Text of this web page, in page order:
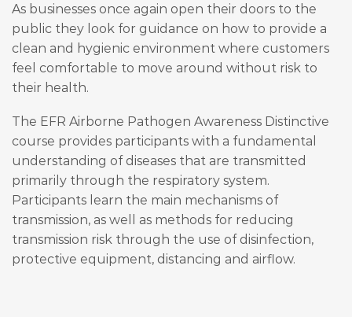
As businesses once again open their doors to the
public they look for guidance on how to provide a
clean and hygienic environment where customers
feel comfortable to move around without risk to
their health.
The EFR Airborne Pathogen Awareness Distinctive
course provides participants with a fundamental
understanding of diseases that are transmitted
primarily through the respiratory system.
Participants learn the main mechanisms of
transmission, as well as methods for reducing
transmission risk through the use of disinfection,
protective equipment, distancing and airflow.